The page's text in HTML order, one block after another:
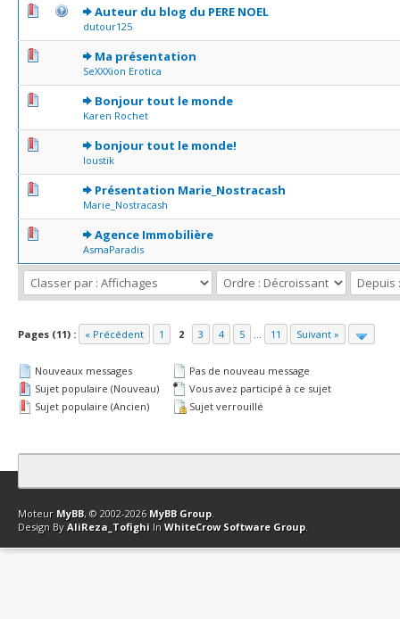
Auteur du blog du PERE NOEL
dutour125
0 Votes - 0 sur 5 en moyenne
1 234 5
Ma présentation
SeXXXion Erotica
0 Votes - 0 sur 5 en moyenne
12345
Bonjour tout le monde
Karen Rochet
0 Votes - 0 sur 5 en moyenne
12 345
bonjour tout le monde!
loustik
0 Votes - 0 sur 5 en moyenne
12 345
Présentation Marie_Nostracash
Marie_Nostracash
0 Votes - 0 sur 5 en moyenne
12345
Agence Immobilière
AsmaParadis
0 Votes - 0 sur 5 en moyenne
12345
Pages (11) : « Précédent 1 2 3 4 5 ... 11 Suivant »
Nouveaux messages
Sujet populaire (Nouveau)
Sujet populaire (Ancien)
Pas de nouveau message
Vous avez participé à ce sujet
Sujet verrouillé
Contact Club Affiliation Retourner en haut Version bas-débit
Moteur MyBB, © 2002-2026 MyBB Group.
Design By AliReza_Tofighi In WhiteCrow Software Group.